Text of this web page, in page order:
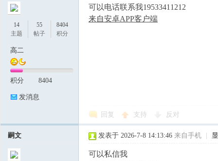
14
主题
55
帖子
8404
积分
高二
积分 8404
发消息
可以电话联系我19533411212
来自安卓APP客户端
回复 支持 反对
嗣文 发表于 2026-7-8 14:13:46 来自手机
可以私信我